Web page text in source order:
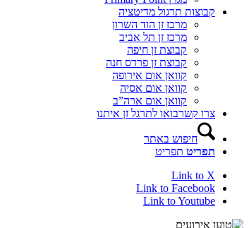
קבוצות תרגול מדיטציה
מרכז זן הוד השרון
מרכז זן תל אביב
קבוצת זן חיפה
קבוצת זן פרדס חנה
קוואן אום אירופה
קוואן אום אסיה
קוואן אום ארה”ב
צרו קשרבואו לתרגל זן איתנו
חיפוש באתר
תפריט תפריט
Link to X
Link to Facebook
Link to Youtube